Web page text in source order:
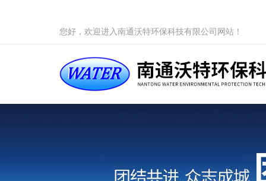
您好，欢迎进入南通沃特环保科技有限公司网站！